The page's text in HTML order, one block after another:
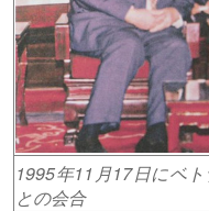
1995年11月17日にベ
との会合